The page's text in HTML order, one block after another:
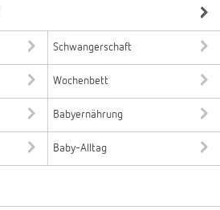
Schwangerschaft
Wochenbett
Babyernährung
Baby-Alltag